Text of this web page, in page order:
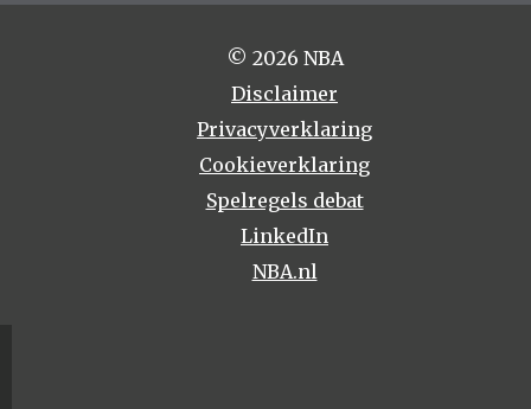
© 2026 NBA
Disclaimer
Privacyverklaring
Cookieverklaring
Spelregels debat
LinkedIn
NBA.nl